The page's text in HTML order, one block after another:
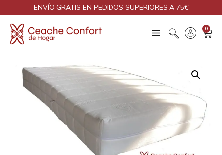
ENVÍO GRATIS EN PEDIDOS SUPERIORES A 75€
0